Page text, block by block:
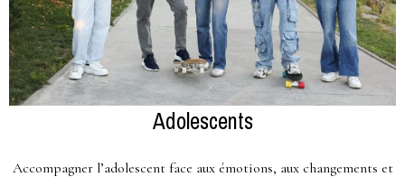
Adolescents
Accompagner l’adolescent face aux émotions, aux changements et